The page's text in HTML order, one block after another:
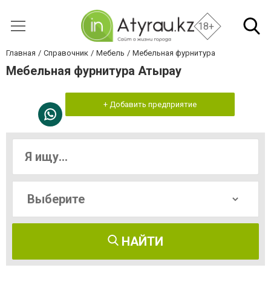
18+
Главная Справочник Мебель Мебельная фурнитура
Мебельная фурнитура Атырау
+ Добавить предприятие
НАЙТИ